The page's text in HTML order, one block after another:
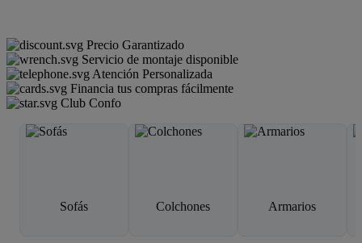
Precio Garantizado
Servicio de montaje disponible
Atención Personalizada
Financia tus compras fácilmente
Club Confo
Sofás Colchones Armarios